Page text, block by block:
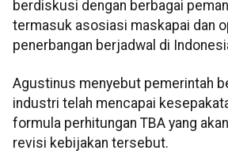
berdiskusi dengan berbagai
termasuk asosiasi maskapai dan
penerbangan berjadwal di
Agustinus menyebut pemerintah
industri telah mencapai
formula perhitungan TBA yang
revisi kebijakan tersebut.